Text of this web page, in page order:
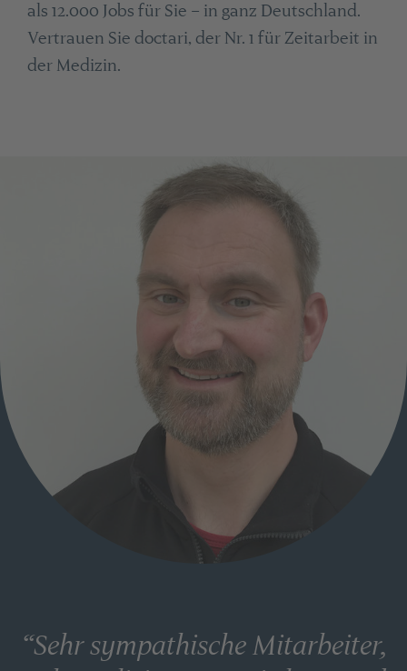
als 12.000 Jobs für Sie – in ganz Deutschland.
Vertrauen Sie doctari, der Nr. 1 für Zeitarbeit in
der Medizin.
“Sehr sympathische Mitarbeiter,